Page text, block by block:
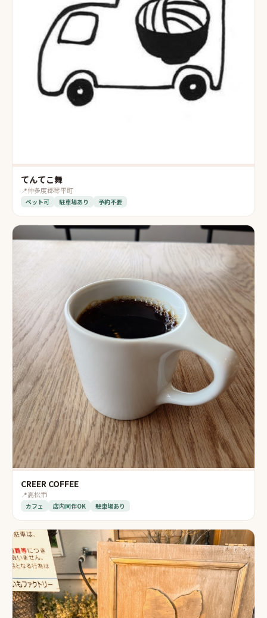
てんてこ舞
📍仲多度郡琴平町
ペット可 駐車場あり 予約不要
CREER COFFEE
📍高松市
カフェ 店内同伴OK 駐車場あり